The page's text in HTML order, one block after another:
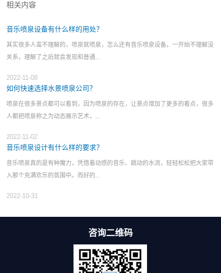
相关内容
音乐喷泉设备有什么样的用处？
其实很多人蛮不理解的，喷泉就喷泉，怎么还有音乐喷泉设备。一开始不理解没
关系，理解了之后就会发现和普通...
2022-11-08
如何快速选择水景喷泉公司？
喷泉在很多景点都可以看到，因为喷泉的存在，让景点增加了更多的看点，很多
人都把喷泉称之为动态展示艺术，...
2022-11-02
音乐喷泉设计有什么样的要求？
音乐喷泉真的是有种魔力，凭借着动感的音乐、跳动的水流，轻轻松松把大家带
入那个充满欢乐的氛围中。而好的...
2022-10-31
咨询二维码